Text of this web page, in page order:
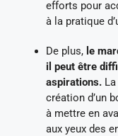
efforts pour
à la pratique
De plus, le
il peut être
aspirations.
création d’un
à mettre en
aux yeux des